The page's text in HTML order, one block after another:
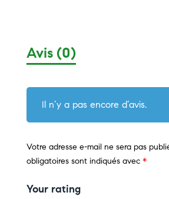
Avis (0)
Il n’y a pas encore d’avis.
Votre adresse e-mail ne sera pas
obligatoires sont indiqués avec *
Your rating